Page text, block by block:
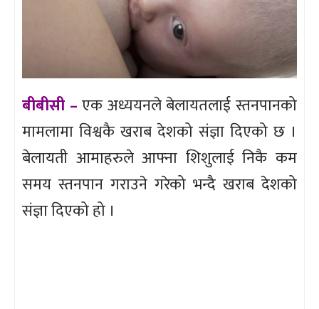
बीबीसी –एक अध्ययनले बेलायतलाई स्तनपानको
मामलामा विश्वकै खराब देशको संज्ञा दिएको छ ।
बेलायती आमाहरुले आफ्ना शिशुलाई निकै कम
समय स्तनपान गराउने गरेको भन्दै खराब देशको
संज्ञा दिएको हो ।